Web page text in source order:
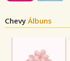
Chevy Álbuns